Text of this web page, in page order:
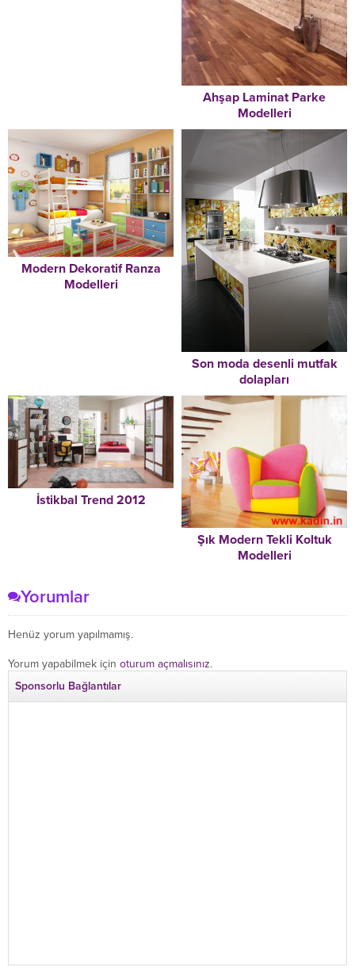
Ahşap Laminat Parke
Modelleri
Modern Dekoratif Ranza
Modelleri
Son moda desenli mutfak
dolapları
İstikbal Trend 2012
Şık Modern Tekli Koltuk
Modelleri
Yorumlar
Henüz yorum yapılmamış.
Yorum yapabilmek için oturum açmalısınız.
Sponsorlu Bağlantılar